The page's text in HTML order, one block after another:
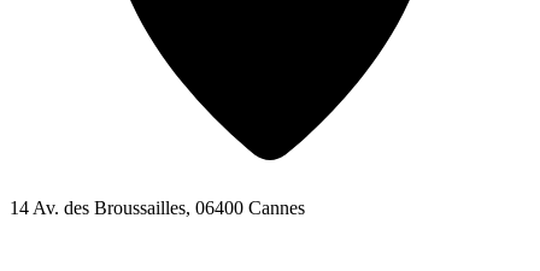
14 Av. des Broussailles, 06400 Cannes